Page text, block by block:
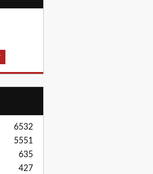
6532
5551
635
427